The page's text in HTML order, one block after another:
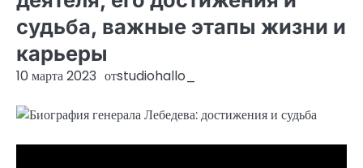
судьба, важные этапы жизни и
карьеры
10 марта 2023 отstudiohallo_